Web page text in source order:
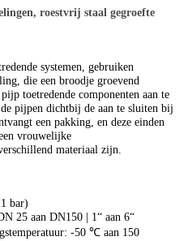
roestvrij staal gegroefte
systemen, gebruiken
die een broodje groevend
toetredende componenten aan te
pijpen dichtbij de aan te sluiten bij
een pakking, en deze einden
vrouwelijke
materiaal zijn.
bar)
25 aan DN150 | 1“ aan 6“
-50 ℃ aan 150